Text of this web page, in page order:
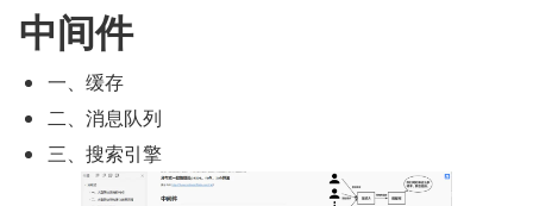
中间件
一、缓存
二、消息队列
三、搜索引擎